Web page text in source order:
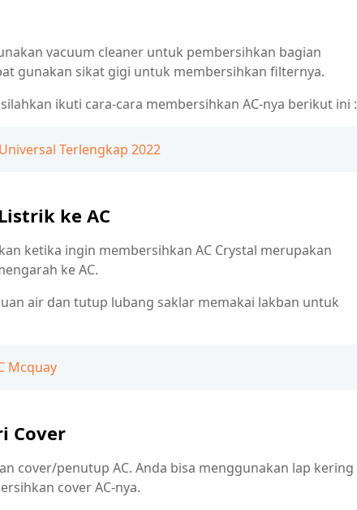
vacuum cleaner untuk pembersihkan bagian
gunakan sikat gigi untuk membersihkan filternya.
ikuti cara-cara membersihkan AC-nya berikut ini :
Terlengkap 2022
ke AC
ketika ingin membersihkan AC Crystal merupakan
ke AC.
air dan tutup lubang saklar memakai lakban untuk
Mcquay
Cover
cover/penutup AC. Anda bisa menggunakan lap kering
cover AC-nya.